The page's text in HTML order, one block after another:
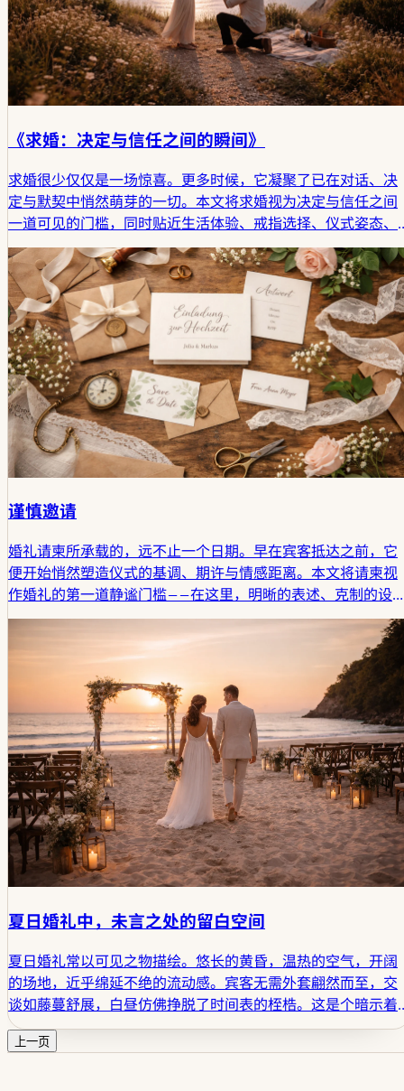
《求婚：决定与信任之间的瞬间》
求婚很少仅仅是一场惊喜。更多时候，它凝聚了已在对话、决
定与默契中悄然萌芽的一切。本文将求婚视为决定与信任之间
一道可见的门槛，同时贴近生活体验、戒指选择、仪式姿态、
时机把握，以及后续可能展开的开放现实。
谨慎邀请
婚礼请柬所承载的，远不止一个日期。早在宾客抵达之前，它
便开始悄然塑造仪式的基调、期许与情感距离。本文将请柬视
作婚礼的第一道静谧门槛——在这里，明晰的表述、克制的设
计，以及那些未曾言明的留白，已然开始施展其微妙的力量。
夏日婚礼中，未言之处的留白空间
夏日婚礼常以可见之物描绘。悠长的黄昏，温热的空气，开阔
的场地，近乎绵延不绝的流动感。宾客无需外套翩然而至，交
谈如藤蔓舒展，白昼仿佛挣脱了时间表的桎梏。这是个暗示着
从容的季节。
上一页